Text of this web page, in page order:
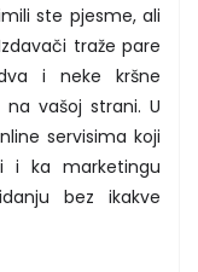
ste pjesme, ali
traže pare
i neke kršne
vašoj strani. U
servisima koji
i ka marketingu
bez ikakve